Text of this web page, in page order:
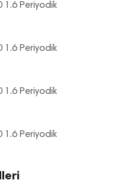
1.6 Periyodik
1.6 Periyodik
1.6 Periyodik
1.6 Periyodik